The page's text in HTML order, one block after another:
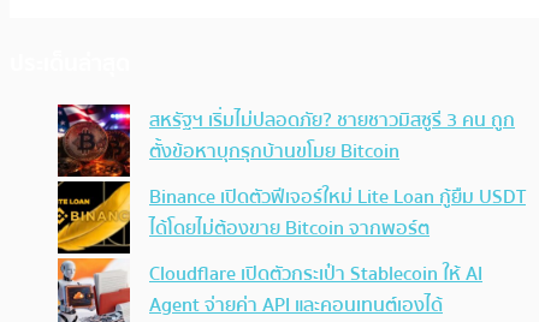
สหรัฐฯ เริ่มไม่ปลอดภัย? ชายชาวมิสซูรี 3 คน ถูก
ตั้งข้อหาบุกรุกบ้านขโมย Bitcoin
Binance เปิดตัวฟีเจอร์ใหม่ Lite Loan กู้ยืม USDT
ได้โดยไม่ต้องขาย Bitcoin จากพอร์ต
Cloudflare เปิดตัวกระเป๋า Stablecoin ให้ AI
Agent จ่ายค่า API และคอนเทนต์เองได้